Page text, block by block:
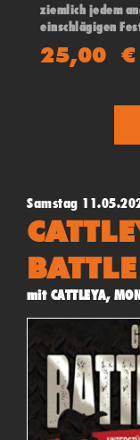
ziemlich jedem
einschlägigen
„abgeräumt“
25,00€
Samstag
BATTLE
mit CATTLEYA,